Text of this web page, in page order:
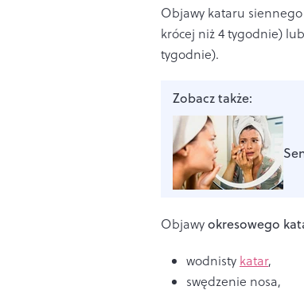
Objawy kataru
krócej niż 4 tygodnie) lub
tygodnie).
Zobacz także:
Objawyokresowego
wodnisty katar,
swędzenie nosa,